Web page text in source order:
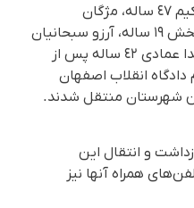
شانا شوقی‌فر ٢٧ ساله، پرستو حکیم ٤٧ ساله، مژگان
شاهرضایی ٣٢ ساله، یگانه روح‌بخش ١٩ ساله، آرزو سبحانیان
٤٨ ساله، ندا بدخش ٦٠ ساله، و ندا عمادی ٤٢ ساله پس از
انقلاب اصفهان
شهرستان منتقل شدند.
و انتقال این
همراه آنها نیز